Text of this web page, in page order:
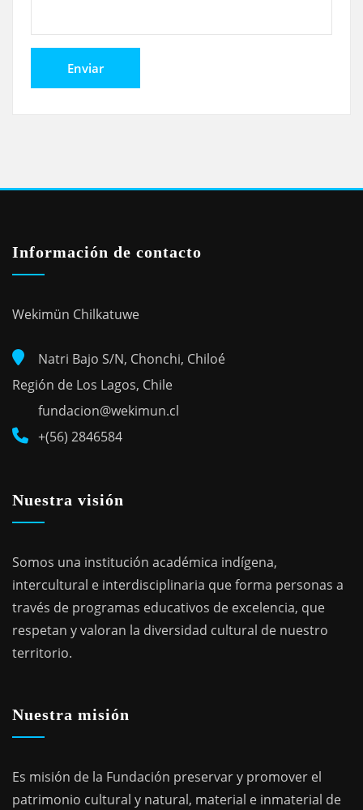
Información de contacto
Wekimün Chilkatuwe
Natri Bajo S/N, Chonchi, Chiloé
Región de Los Lagos, Chile
fundacion@wekimun.cl
+(56) 2846584
Nuestra visión
Somos una institución académica indígena,
intercultural e interdisciplinaria que forma personas a
través de programas educativos de excelencia, que
respetan y valoran la diversidad cultural de nuestro
territorio.
Nuestra misión
Es misión de la Fundación preservar y promover el
patrimonio cultural y natural, material e inmaterial de